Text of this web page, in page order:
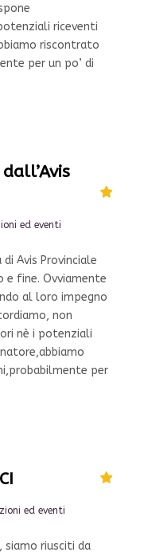
riceventi
riscontrato
per un po’ di
ed eventi
Avis Provinciale
e fine. Ovviamente
al loro impegno
non
nè i potenziali
per
ed eventi
siamo riusciti da